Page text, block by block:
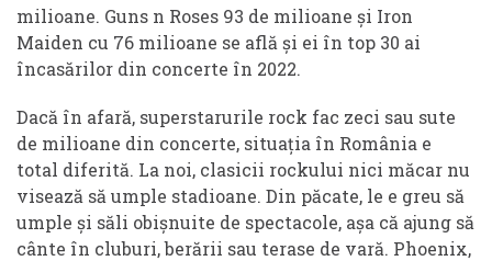
milioane. Guns n Roses 93 de milioane și Iron
Maiden cu 76 milioane se află și ei în top 30 ai
încasărilor din concerte în 2022.
Dacă în afară, superstarurile rock fac zeci sau sute
de milioane din concerte, situația în România e
total diferită. La noi, clasicii rockului nici măcar nu
visează să umple stadioane. Din păcate, le e greu să
umple și săli obișnuite de spectacole, așa că ajung să
cânte în cluburi, berării sau terase de vară. Phoenix,